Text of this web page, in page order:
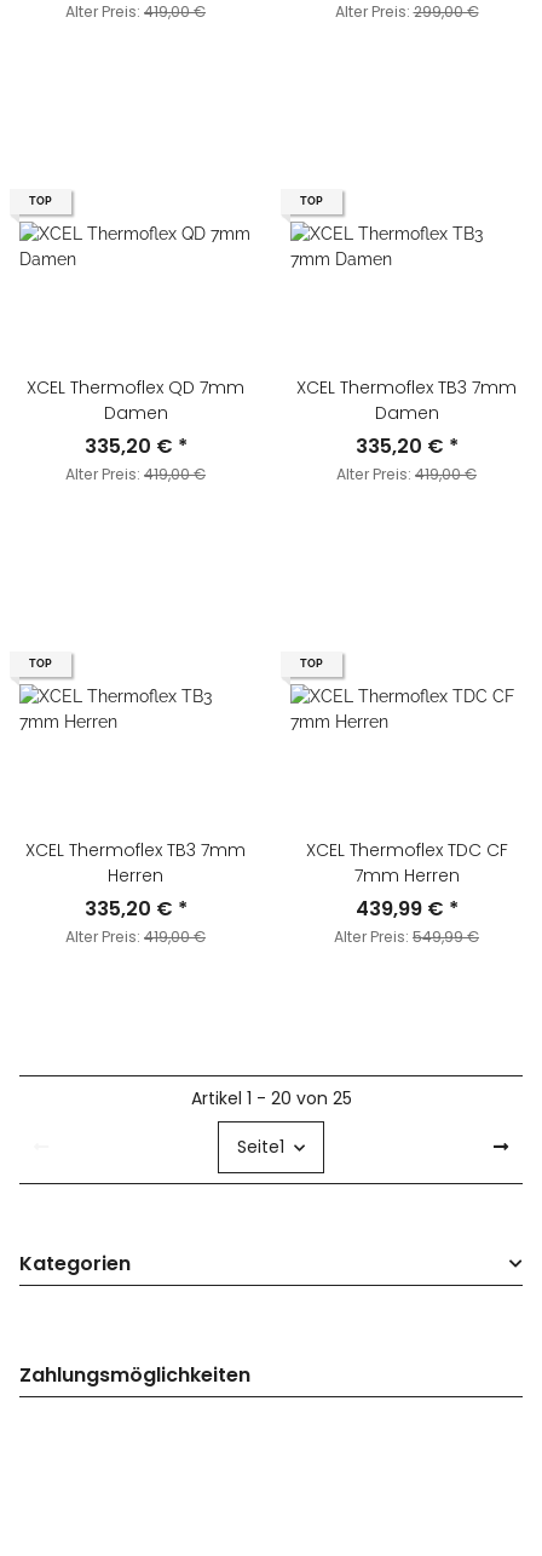
Alter Preis: 419,00 € Alter Preis:299,00 €
TOP
XCEL Thermoflex QD 7mm
Damen
335,20 € *
Alter Preis: 419,00 €
TOP
XCEL Thermoflex TB3 7mm
Damen
335,20 € *
Alter Preis: 419,00 €
TOP
XCEL Thermoflex TB3 7mm
Herren
335,20 € *
Alter Preis: 419,00 €
TOP
XCEL Thermoflex TDC CF
7mm Herren
439,99 € *
Alter Preis: 549,99 €
Artikel 1 - 20 von 25
Seite1
Kategorien
Zahlungsmöglichkeiten